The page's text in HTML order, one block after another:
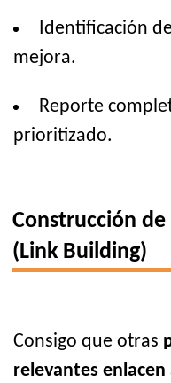
Identificación
mejora.
Reporte
prioritizado.
Construcción de
(Link Building)
Consigo que otras
relevantes enlacen